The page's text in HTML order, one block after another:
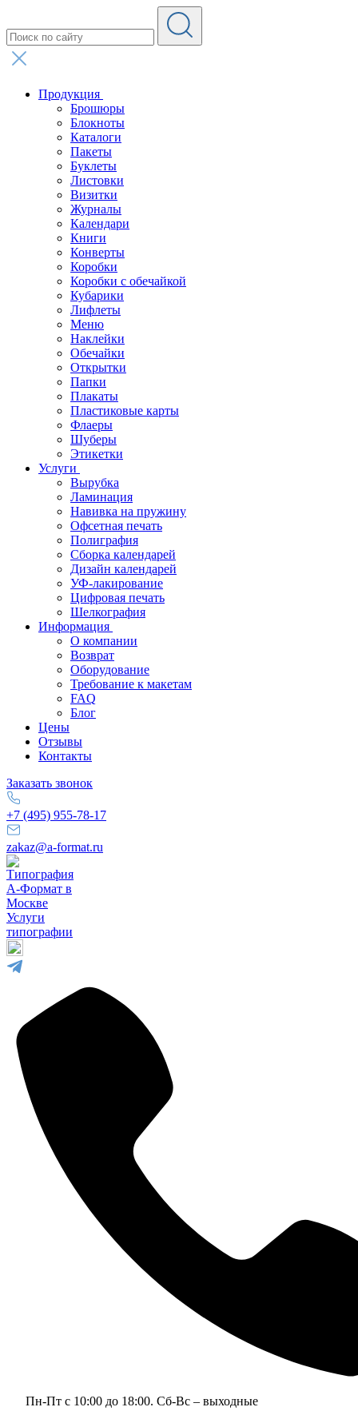
Продукция
Брошюры
Блокноты
Каталоги
Пакеты
Буклеты
Листовки
Визитки
Журналы
Календари
Книги
Конверты
Коробки
Коробки с обечайкой
Кубарики
Лифлеты
Меню
Наклейки
Обечайки
Открытки
Папки
Плакаты
Пластиковые карты
Флаеры
Шуберы
Этикетки
Услуги
Вырубка
Ламинация
Навивка на пружину
Офсетная печать
Полиграфия
Сборка календарей
Дизайн календарей
УФ-лакирование
Цифровая печать
Шелкография
Информация
О компании
Возврат
Оборудование
Требование к макетам
FAQ
Блог
Цены
Отзывы
Контакты
Заказать звонок
+7 (495) 955-78-17
zakaz@a-format.ru
Услуги
типографии
Пн-Пт с 10:00 до 18:00. Сб-Вс – выходные